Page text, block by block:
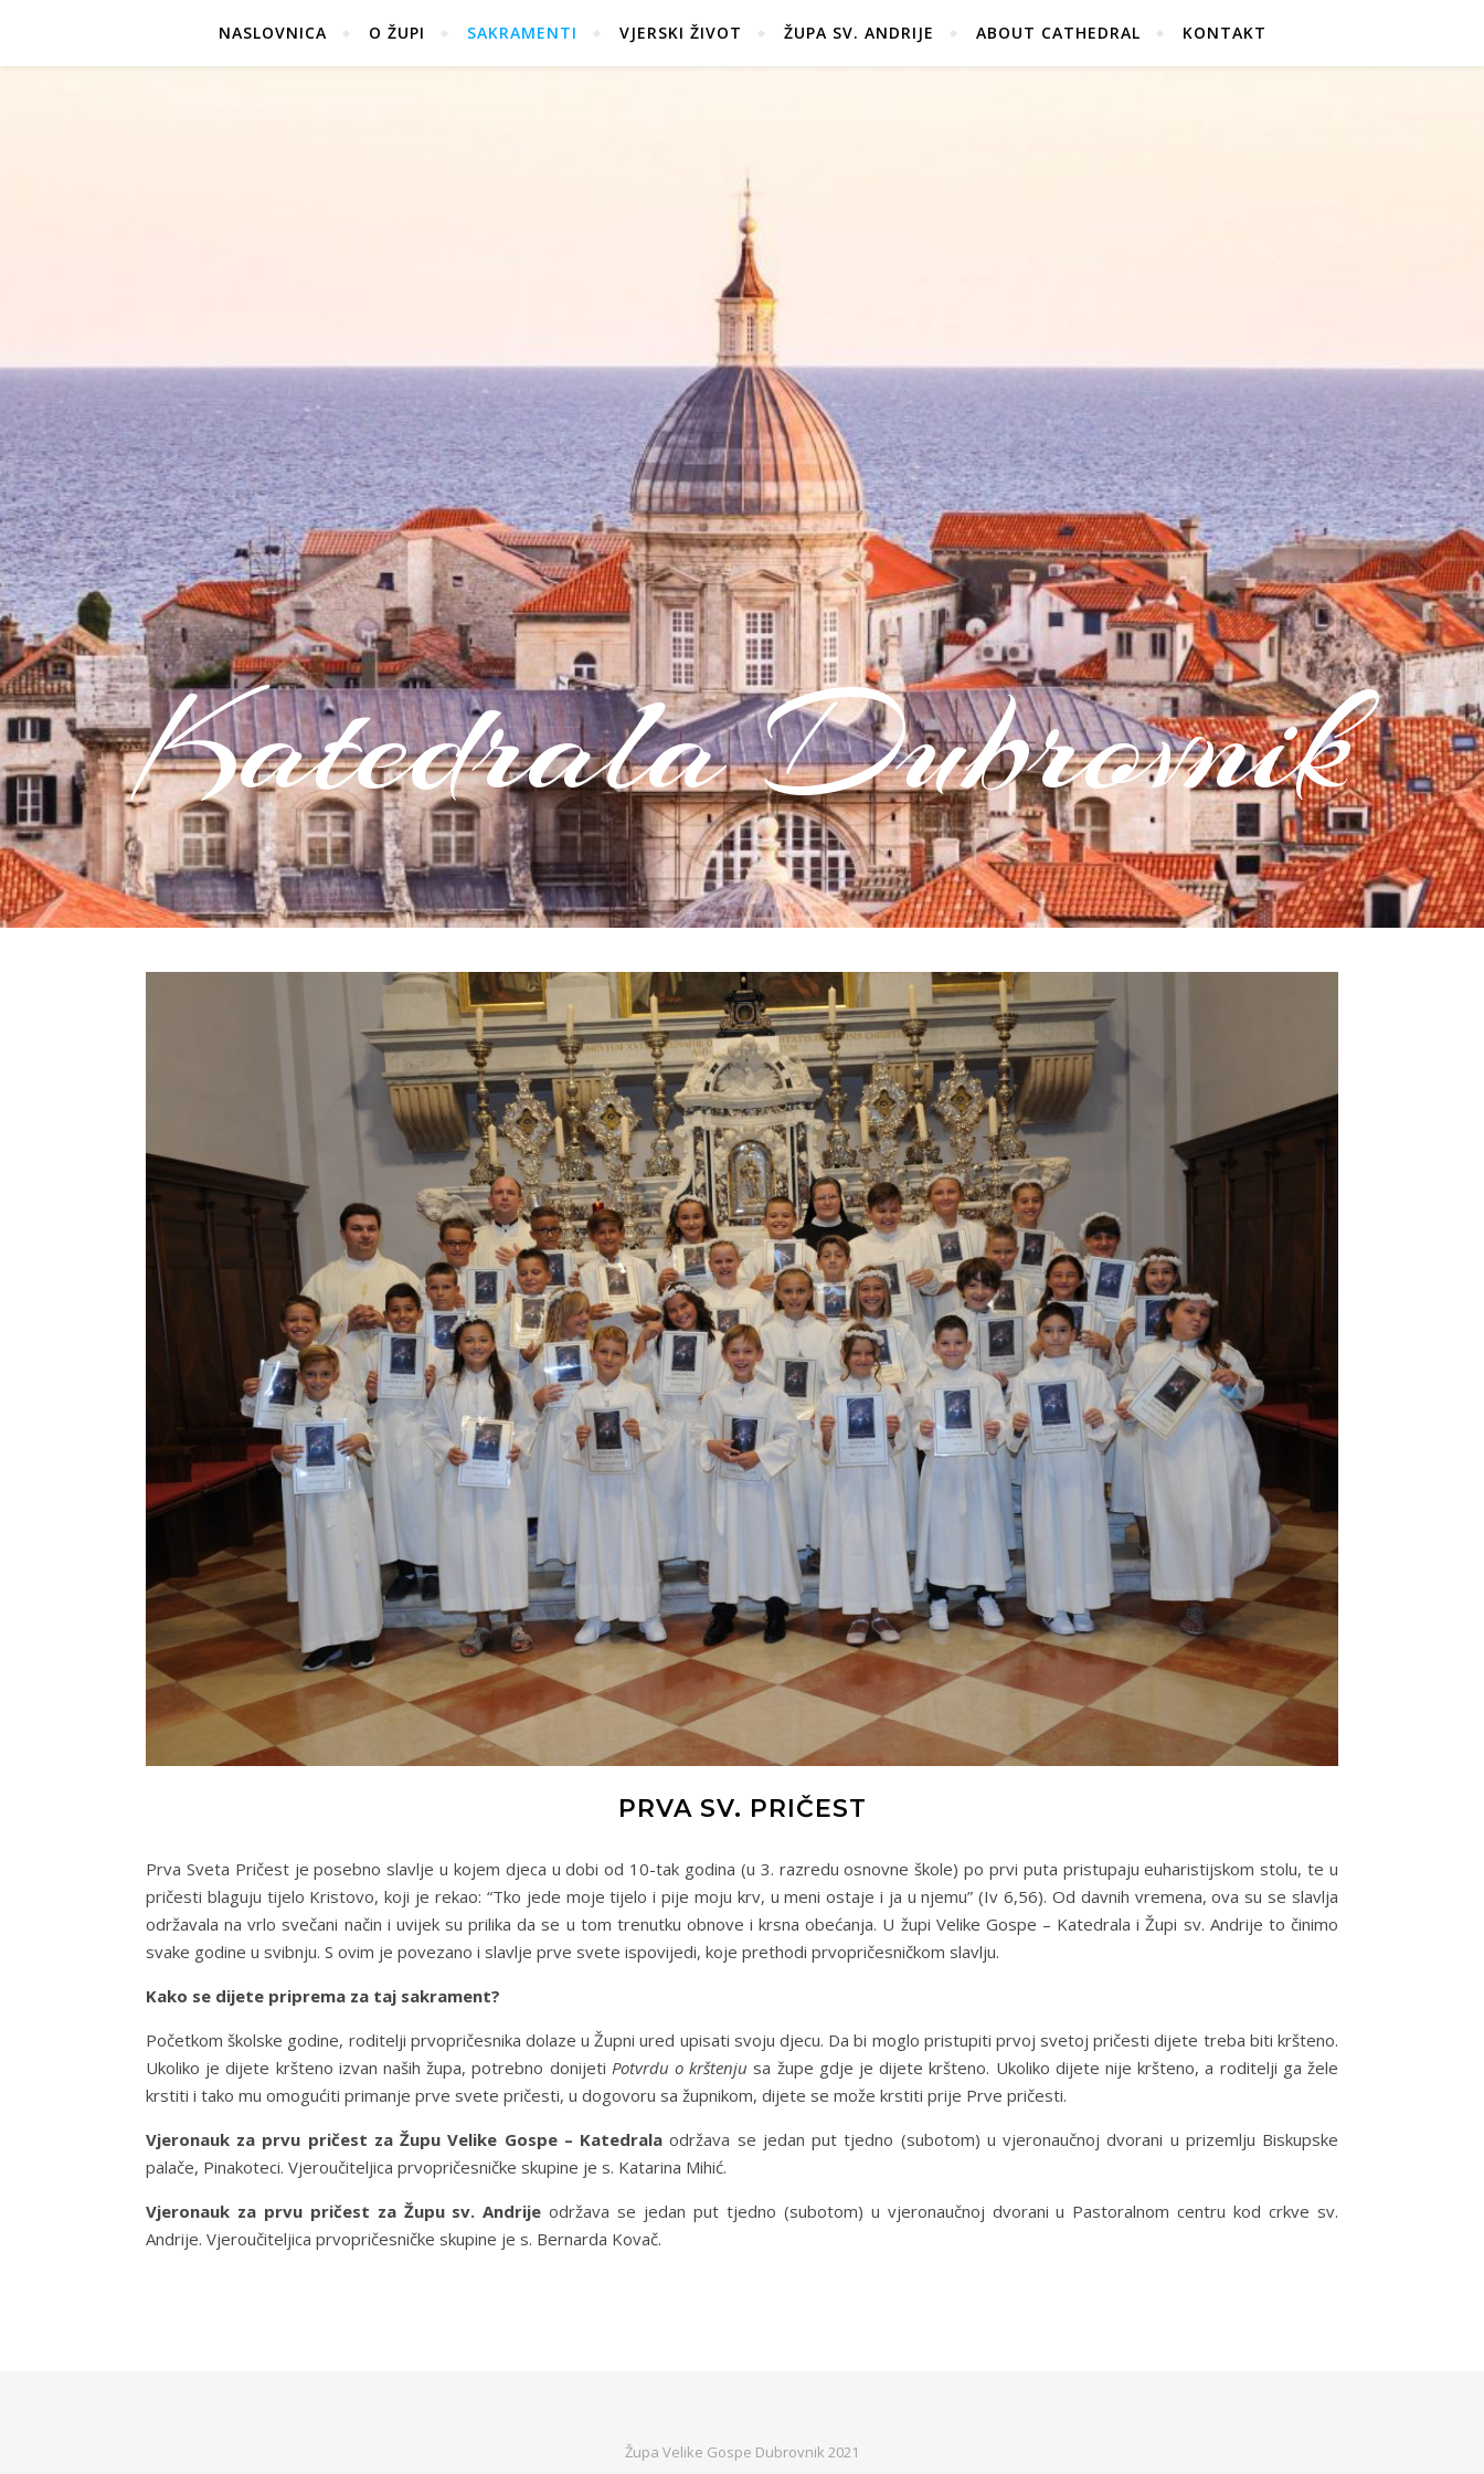
NASLOVNICA O ŽUPI SAKRAMENTI VJERSKI ŽIVOT ŽUPA SV. ANDRIJE ABOUT CATHEDRAL KONTAKT
Katedrala Dubrovnik
PRVA SV. PRIČEST
Prva Sveta Pričest je posebno slavlje u kojem djeca u dobi od 10-tak godina (u 3. razredu osnovne škole) po prvi puta pristupaju euharistijskom stolu, te u
pričesti blaguju tijelo Kristovo, koji je rekao: “Tko jede moje tijelo i pije moju krv, u meni ostaje i ja u njemu” (Iv 6,56). Od davnih vremena, ova su se slavlja
održavala na vrlo svečani način i uvijek su prilika da se u tom trenutku obnove i krsna obećanja. U župi Velike Gospe – Katedrala i Župi sv. Andrije to činimo
svake godine u svibnju. S ovim je povezano i slavlje prve svete ispovijedi, koje prethodi prvopričesničkom slavlju.
Kako se dijete priprema za taj sakrament?
Početkom školske godine, roditelji prvopričesnika dolaze u Župni ured upisati svoju djecu. Da bi moglo pristupiti prvoj svetoj pričesti dijete treba biti kršteno.
Ukoliko je dijete kršteno izvan naših župa, potrebno donijeti Potvrdu o krštenju sa župe gdje je dijete kršteno. Ukoliko dijete nije kršteno, a roditelji ga žele
krstiti i tako mu omogućiti primanje prve svete pričesti, u dogovoru sa župnikom, dijete se može krstiti prije Prve pričesti.
Vjeronauk za prvu pričest za Župu Velike Gospe – Katedrala održava se jedan put tjedno (subotom) u vjeronaučnoj dvorani u prizemlju Biskupske
palače, Pinakoteci. Vjeroučiteljica prvopričesničke skupine je s. Katarina Mihić.
Vjeronauk za prvu pričest za Župu sv. Andrije održava se jedan put tjedno (subotom) u vjeronaučnoj dvorani u Pastoralnom centru kod crkve sv.
Andrije. Vjeroučiteljica prvopričesničke skupine je s. Bernarda Kovač.
Župa Velike Gospe Dubrovnik 2021